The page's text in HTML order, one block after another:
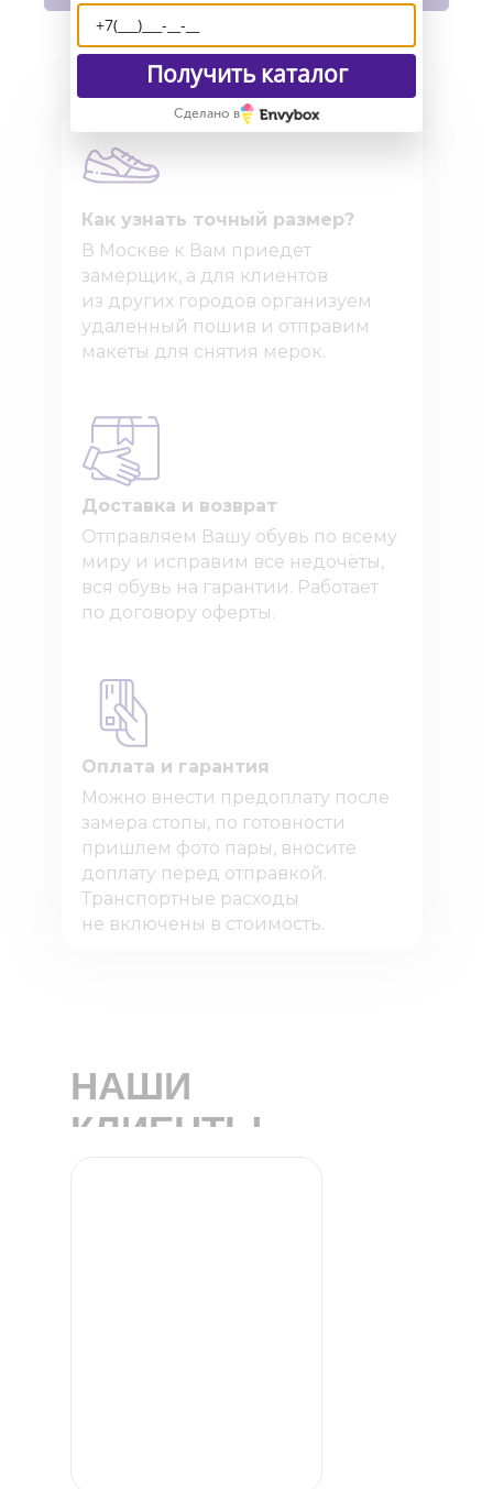
Доставка и возврат
В Москве к Вам приедет
замерщик, а для клиентов
из других городов организуем
удаленный пошив и отправим
макеты для снятия мерок.
Как узнать точный размер?
Отправляем Вашу обувь по всему
миру и исправим все недочёты,
вся обувь на гарантии. Работает
по договору оферты.
Оплата и гарантия
Можно внести предоплату после
замера стопы, по готовности
пришлем фото пары, вносите
доплату перед отправкой.
Транспортные расходы
не включены в стоимость.
НАШИ
КЛИЕНТЫ
Получить каталог
Сделано в